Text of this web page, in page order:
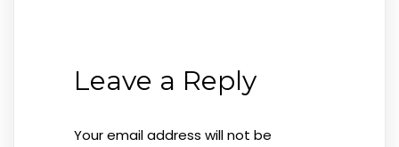
Leave a Reply
Your email address will not be